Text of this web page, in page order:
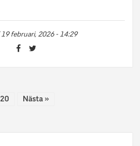
19 februari, 2026 - 14:29
20 Nästa »